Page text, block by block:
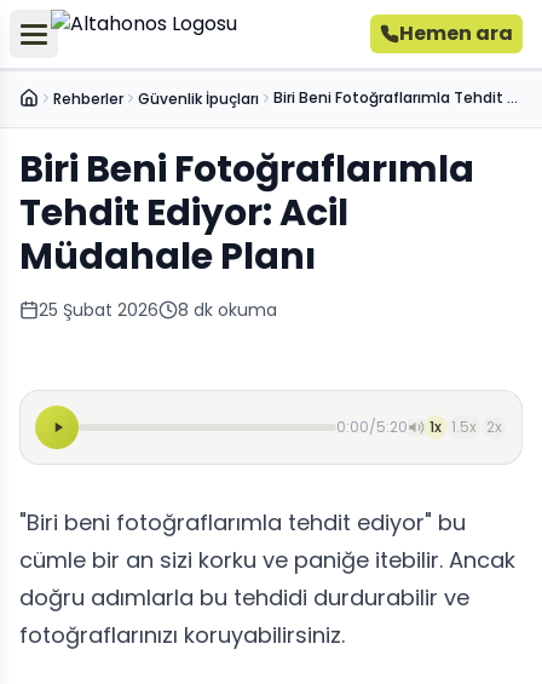
Hemen ara
Ana Sayfa
Rehberler Güvenlik İpuçları Biri Beni Fotoğraflarımla Tehdit Ediyor: Acil Müdahale Planı
Biri Beni Fotoğraflarımla
Tehdit Ediyor: Acil
Müdahale Planı
25 Şubat 2026 8 dk okuma
0:00/5:20 1x 1.5x 2x
"Biri beni fotoğraflarımla tehdit ediyor" bu
cümle bir an sizi korku ve paniğe itebilir. Ancak
doğru adımlarla bu tehdidi durdurabilir ve
fotoğraflarınızı koruyabilirsiniz.